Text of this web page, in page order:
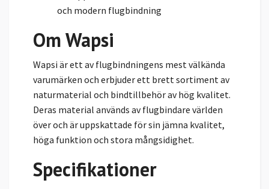
och modern flugbindning
Om Wapsi
Wapsi är ett av flugbindningens mest välkända
varumärken och erbjuder ett brett sortiment av
naturmaterial och bindtillbehör av hög kvalitet.
Deras material används av flugbindare världen
över och är uppskattade för sin jämna kvalitet,
höga funktion och stora mångsidighet.
Specifikationer